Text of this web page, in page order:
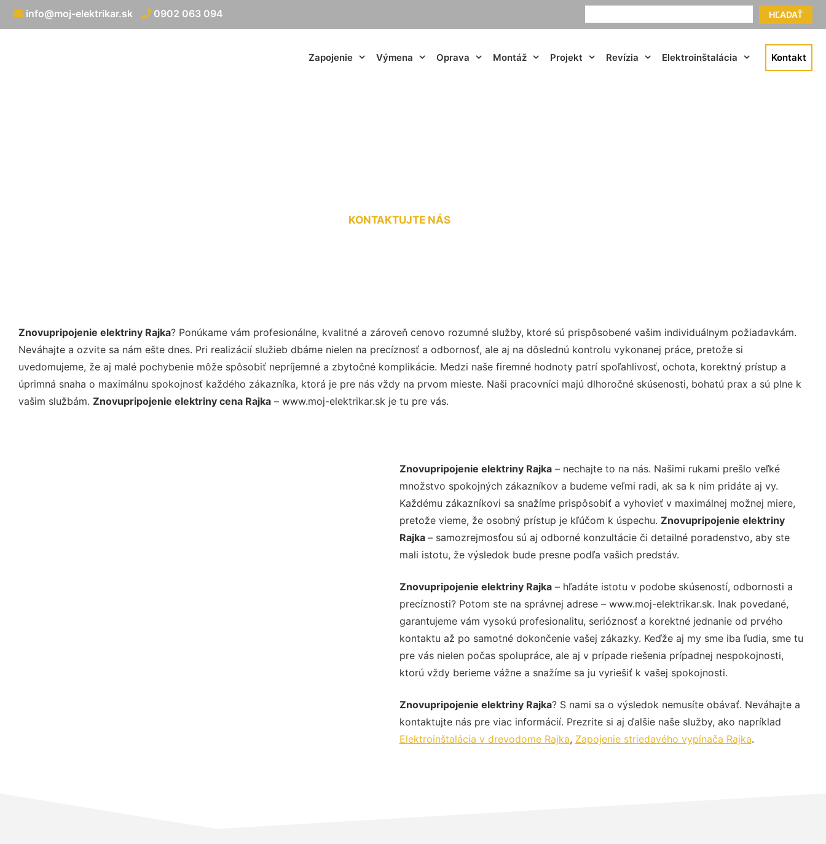
HĽADAŤ
info@moj-elektrikar.sk 0902 063 094
Zapojenie Výmena Oprava Montáž Projekt Revízia Elektroinštalácia Kontakt
KONTAKTUJTE NÁS
Znovupripojenie elektriny Rajka? Ponúkame vám profesionálne, kvalitné a zároveň cenovo rozumné služby, ktoré sú prispôsobené vašim individuálnym požiadavkám.
Neváhajte a ozvite sa nám ešte dnes. Pri realizácií služieb dbáme nielen na precíznosť a odbornosť, ale aj na dôslednú kontrolu vykonanej práce, pretože si
uvedomujeme, že aj malé pochybenie môže spôsobiť nepríjemné a zbytočné komplikácie. Medzi naše firemné hodnoty patrí spoľahlivosť, ochota, korektný prístup a
úprimná snaha o maximálnu spokojnosť každého zákazníka, ktorá je pre nás vždy na prvom mieste. Naši pracovníci majú dlhoročné skúsenosti, bohatú prax a sú plne k
vašim službám. Znovupripojenie elektriny cena Rajka – www.moj-elektrikar.sk je tu pre vás.
Znovupripojenie elektriny Rajka– nechajte to na nás. Našimi rukami prešlo veľké
množstvo spokojných zákazníkov a budeme veľmi radi, ak sa k nim pridáte aj vy.
Každému zákazníkovi sa snažíme prispôsobiť a vyhovieť v maximálnej možnej miere,
pretože vieme, že osobný prístup je kľúčom k úspechu. Znovupripojenie elektriny
Rajka – samozrejmosťou sú aj odborné konzultácie či detailné poradenstvo, aby ste
mali istotu, že výsledok bude presne podľa vašich predstáv.
Znovupripojenie elektriny Rajka– hľadáte istotu v podobe skúseností, odbornosti a
precíznosti? Potom ste na správnej adrese – www.moj-elektrikar.sk. Inak povedané,
garantujeme vám vysokú profesionalitu, serióznosť a korektné jednanie od prvého
kontaktu až po samotné dokončenie vašej zákazky. Keďže aj my sme iba ľudia, sme tu
pre vás nielen počas spolupráce, ale aj v prípade riešenia prípadnej nespokojnosti,
ktorú vždy berieme vážne a snažíme sa ju vyriešiť k vašej spokojnosti.
Znovupripojenie elektriny Rajka? S nami sa o výsledok nemusíte obávať. Neváhajte a
kontaktujte nás pre viac informácií. Prezrite si aj ďalšie naše služby, ako napríklad
Elektroinštalácia v drevodome Rajka, Zapojenie striedavého vypínača Rajka.